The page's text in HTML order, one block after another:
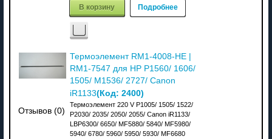
В корзину Подробнее
Отзывов (0)
Термоэлемент RM1-4008-HE |
RM1-7547 для HP P1560/ 1606/
1505/ M1536/ 2727/ Canon
iR1133(Код: 2400)
Термоэлемент 220 V P1005/ 1505/ 1522/
P2030/ 2035/ 2050/ 2055/ Canon iR1133/
LBP6300/ 6650/ MF5880/ 5840/ MF5980/
5940/ 6780/ 5960/ 5950/ 5930/ MF6680